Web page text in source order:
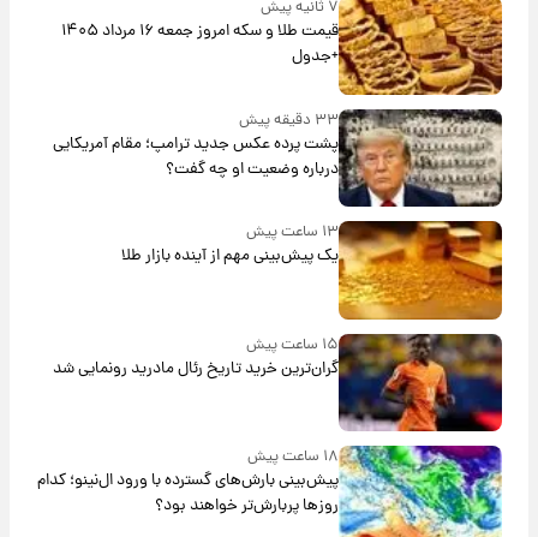
۷ ثانیه پیش
قیمت طلا و سکه امروز جمعه ۱۶ مرداد ۱۴۰۵
+جدول
۳۳ دقیقه پیش
پشت پرده عکس جدید ترامپ؛ مقام آمریکایی
درباره وضعیت او چه گفت؟
۱۳ ساعت پیش
یک پیش‌بینی مهم از آینده بازار طلا
۱۵ ساعت پیش
گران‌ترین خرید تاریخ رئال مادرید رونمایی شد
۱۸ ساعت پیش
پیش‌بینی بارش‌های گسترده با ورود ال‌نینو؛ کدام
روزها پربارش‌تر خواهند بود؟